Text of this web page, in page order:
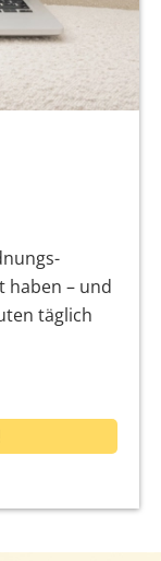
– und
täglich